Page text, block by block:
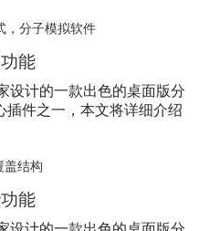
， 分子模拟软件
能
设计的一款出色的桌面版分
插件之一，本文将详细介绍
盖结构
能